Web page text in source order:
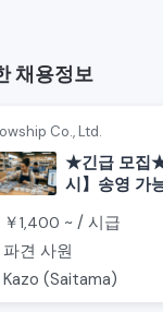
채용정보
Co., Ltd.
★긴급 모집
시】송영 가
￥1,400 ~ /시급
파견 사원
Kazo (Saitama)